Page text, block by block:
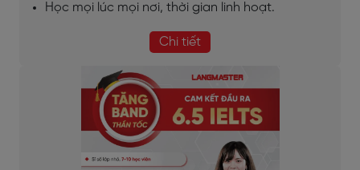
Học mọi lúc mọi nơi, thời gian linh hoạt.
Chi tiết